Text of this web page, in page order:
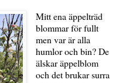
Mitt ena äppelträd
blommar för fullt
men var är alla
humlor och bin? De
älskar äppelblom
och det brukar surra